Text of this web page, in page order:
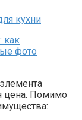
цена. Помимо